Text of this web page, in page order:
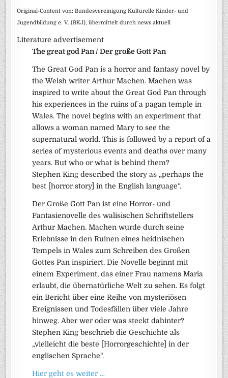
Original-Content von: Bundesvereinigung Kulturelle Kinder- und
Jugendbildung e. V. (BKJ), übermittelt durch news aktuell
Literature advertisement
The great god Pan / Der große Gott Pan
The Great God Pan is a horror and fantasy novel by
the Welsh writer Arthur Machen. Machen was
inspired to write about the Great God Pan through
his experiences in the ruins of a pagan temple in
Wales. The novel begins with an experiment that
allows a woman named Mary to see the
supernatural world. This is followed by a report of a
series of mysterious events and deaths over many
years. But who or what is behind them?
Stephen King described the story as „perhaps the
best [horror story] in the English language“.
Der Große Gott Pan ist eine Horror- und
Fantasienovelle des walisischen Schriftstellers
Arthur Machen. Machen wurde durch seine
Erlebnisse in den Ruinen eines heidnischen
Tempels in Wales zum Schreiben des Großen
Gottes Pan inspiriert. Die Novelle beginnt mit
einem Experiment, das einer Frau namens Maria
erlaubt, die übernatürliche Welt zu sehen. Es folgt
ein Bericht über eine Reihe von mysteriösen
Ereignissen und Todesfällen über viele Jahre
hinweg. Aber wer oder was steckt dahinter?
Stephen King beschrieb die Geschichte als
„vielleicht die beste [Horrorgeschichte] in der
englischen Sprache“.
Hier geht es weiter …